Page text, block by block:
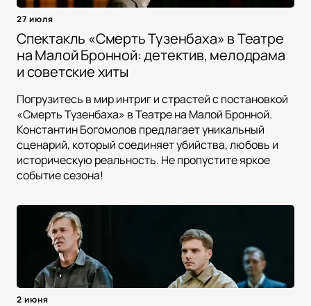
27 июля
Спектакль «Смерть Тузенбаха» в Театре
на Малой Бронной: детектив, мелодрама
и советские хиты
Погрузитесь в мир интриг и страстей с постановкой
«Смерть Тузенбаха» в Театре на Малой Бронной.
Константин Богомолов предлагает уникальный
сценарий, который соединяет убийства, любовь и
историческую реальность. Не пропустите яркое
событие сезона!
2 июня